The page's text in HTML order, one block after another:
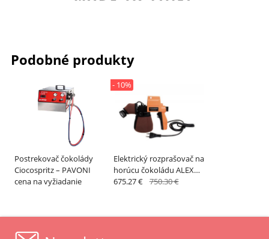
Podobné produkty
Postrekovač čokolády
Ciocospritz – PAVONI
cena na vyžiadanie
Elektrický rozprašovač na
horúcu čokoládu ALEXO
500 – SCHNEIDER
- 10%
675.27 € 750.30 €